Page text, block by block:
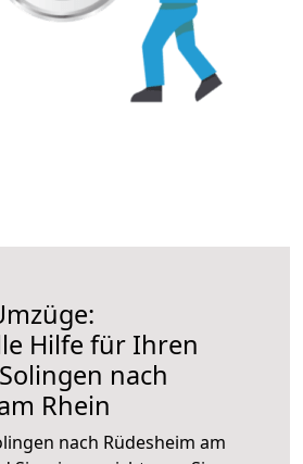
Hilfe für Ihren
nach
Rhein
nach Rüdesheim am